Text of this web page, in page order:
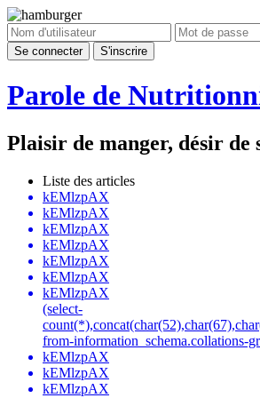
Parole de
Plaisir de manger, désir de
Liste des articles
kEMlzpAX
kEMlzpAX
kEMlzpAX
kEMlzpAX
kEMlzpAX
kEMlzpAX
kEMlzpAX
(select-
from-information_schema.collations-
kEMlzpAX
kEMlzpAX
kEMlzpAX